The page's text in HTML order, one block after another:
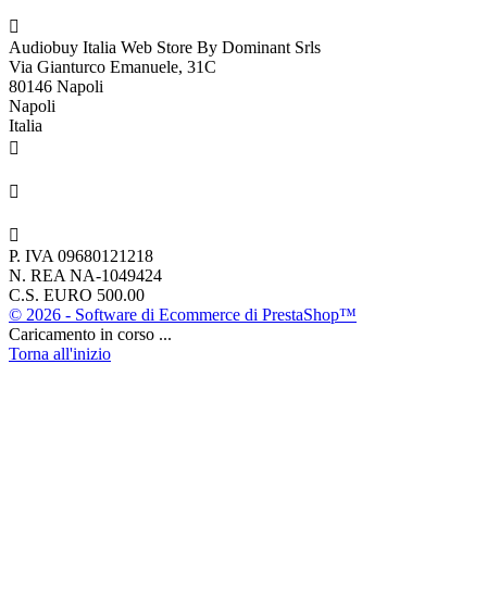

Audiobuy Italia Web Store By Dominant Srls
Via Gianturco Emanuele, 31C
80146 Napoli
Napoli
Italia



P. IVA 09680121218
N. REA NA-1049424
C.S. EURO 500.00
© 2026 - Software di Ecommerce di PrestaShop™
Caricamento in corso ...
Torna all'inizio